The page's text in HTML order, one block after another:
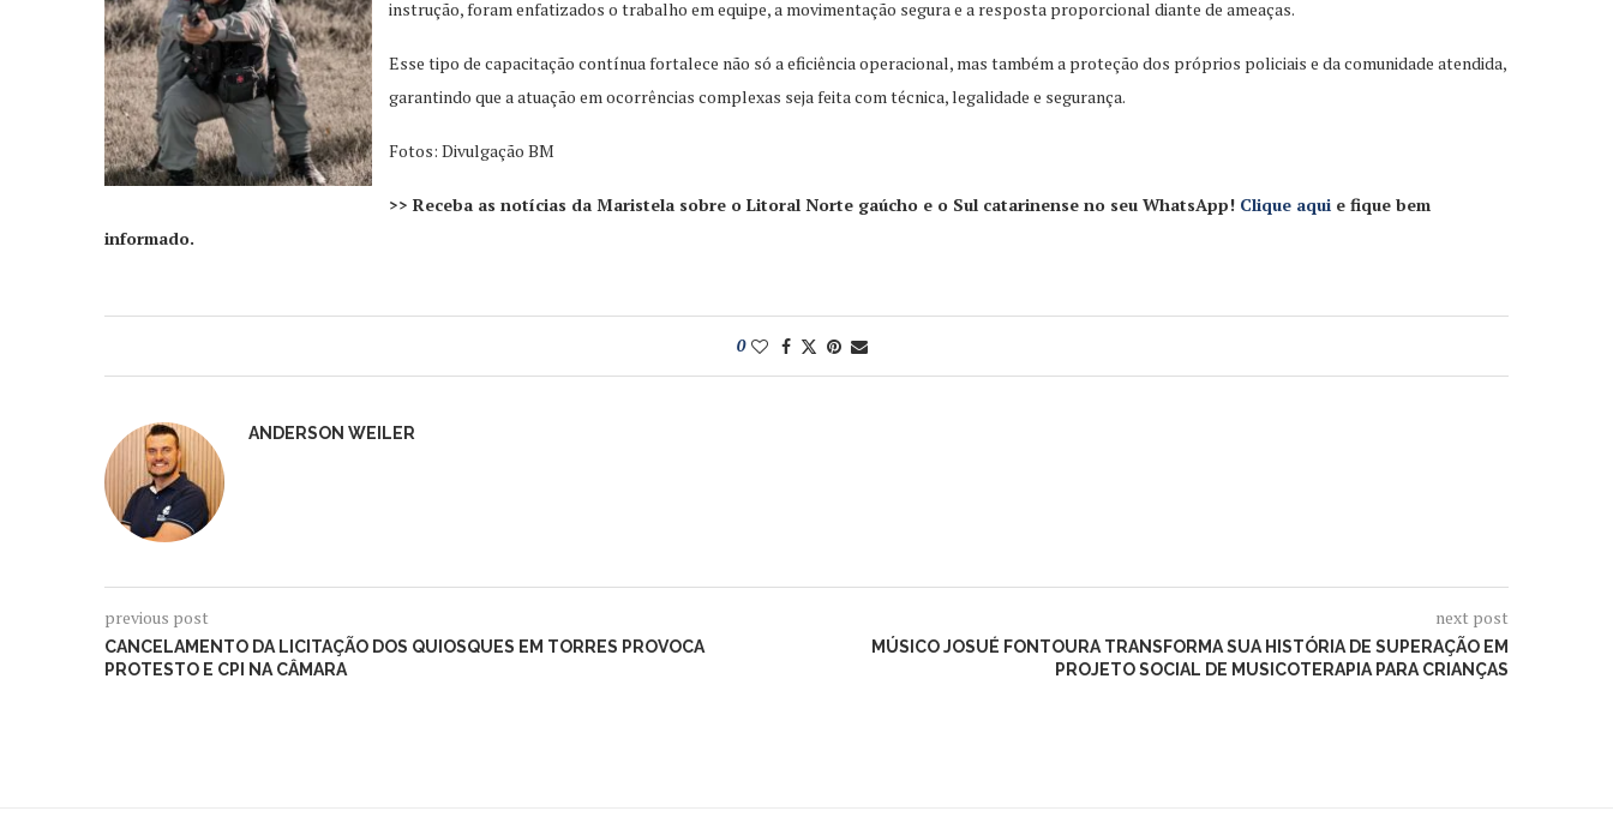
instrução, foram enfatizados o trabalho em equipe, a movimentação segura e a resposta proporcional diante de ameaças.
Esse tipo de capacitação contínua fortalece não só a eficiência operacional, mas também a proteção dos próprios policiais e da comunidade atendida,
garantindo que a atuação em ocorrências complexas seja feita com técnica, legalidade e segurança.
Fotos: Divulgação BM
>> Receba as notícias da Maristela sobre o Litoral Norte gaúcho e o Sul catarinense no seu WhatsApp! Clique aqui e fique bem
informado.
0
ANDERSON WEILER
previous post
CANCELAMENTO DA LICITAÇÃO DOS QUIOSQUES EM TORRES PROVOCA
PROTESTO E CPI NA CÂMARA
next post
MÚSICO JOSUÉ FONTOURA TRANSFORMA SUA HISTÓRIA DE SUPERAÇÃO EM
PROJETO SOCIAL DE MUSICOTERAPIA PARA CRIANÇAS